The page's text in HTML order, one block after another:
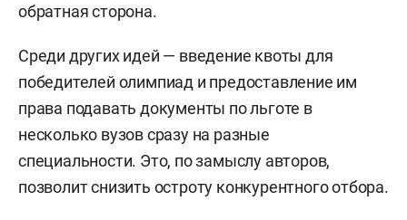
обратная сторона.
Среди других идей — введение квоты для
победителей олимпиад и предоставление им
права подавать документы по льготе в
несколько вузов сразу на разные
специальности. Это, по замыслу авторов,
позволит снизить остроту конкурентного отбора.